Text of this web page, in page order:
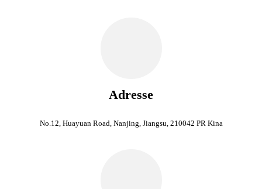
Adresse
No.12, Huayuan Road, Nanjing, Jiangsu, 210042 PR Kina